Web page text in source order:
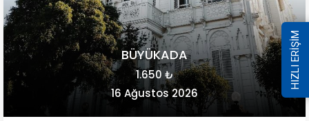
BÜYÜKADA
1.650 ₺
16 Ağustos 2026
HIZLI ERİŞİM